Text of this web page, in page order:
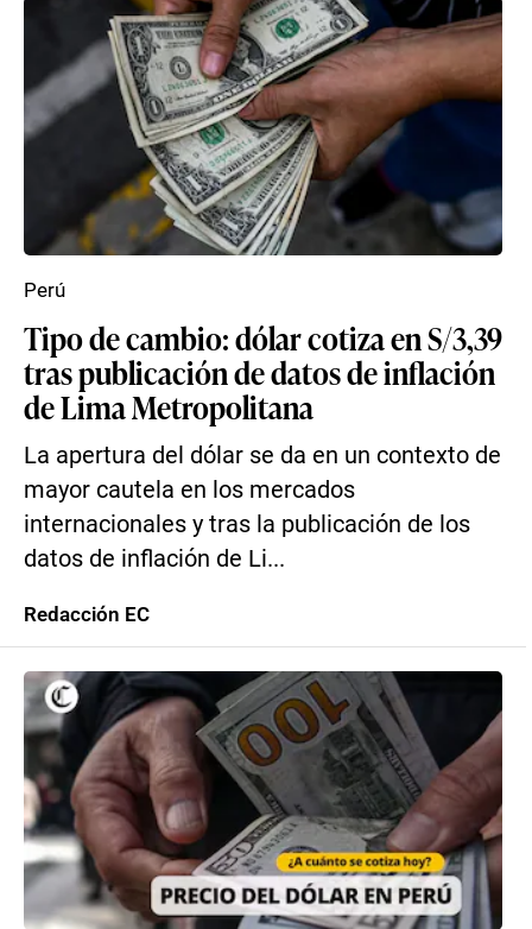
Tipo de cambio: dólar cotiza en S/3,39
tras publicación de datos de inflación
de Lima Metropolitana
La apertura del dólar se da en un contexto de
mayor cautela en los mercados
internacionales y tras la publicación de los
datos de inflación de Li...
Perú
Redacción EC